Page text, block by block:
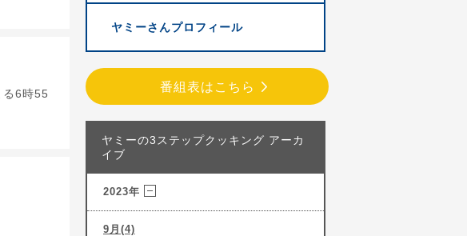
る6時55
ヤミーさんプロフィール
番組表はこちら
ヤミーの3ステップクッキング アーカ
イブ
2023年
9月(4)